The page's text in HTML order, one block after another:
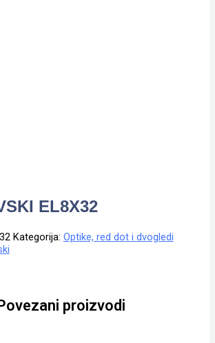
EL8X32
Kategorija: Optike, red dot i dvogledi
proizvodi